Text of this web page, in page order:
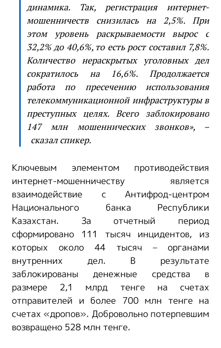
динамика. Так, регистрация интернет-
мошенничеств снизилась на 2,5%. При
этом уровень раскрываемости вырос с
32,2% до 40,6%, то есть рост составил 7,8%.
Количество нераскрытых уголовных дел
сократилось на 16,6%. Продолжается
работа по пресечению использования
телекоммуникационной инфраструктуры в
преступных целях. Всего заблокировано
147 млн мошеннических звонков», –
сказал спикер.
Ключевым элементом противодействия
интернет-мошенничеству является
взаимодействие с Антифрод-центром
Национального банка Республики
Казахстан. За отчетный период
сформировано 111 тысяч инцидентов, из
которых около 44 тысяч – органами
внутренних дел. В результате
заблокированы денежные средства в
размере 2,1 млрд тенге на счетах
отправителей и более 700 млн тенге на
счетах «дропов». Добровольно потерпевшим
возвращено 528 млн тенге.